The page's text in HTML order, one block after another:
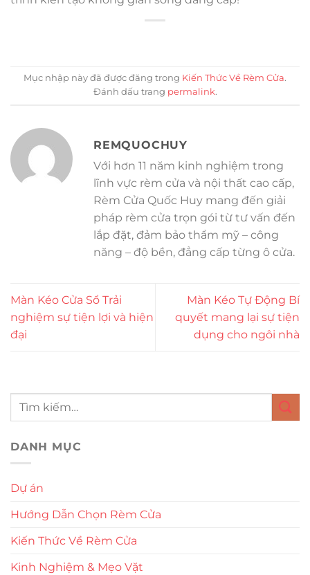
Mục nhập này đã được đăng trong Kiến Thức Về Rèm Cửa.
Đánh dấu trang permalink.
REMQUOCHUY
Với hơn 11 năm kinh nghiệm trong
lĩnh vực rèm cửa và nội thất cao cấp,
Rèm Cửa Quốc Huy mang đến giải
pháp rèm cửa trọn gói từ tư vấn đến
lắp đặt, đảm bảo thẩm mỹ – công
năng – độ bền, đẳng cấp từng ô cửa.
Màn Kéo Cửa Sổ Trải
nghiệm sự tiện lợi và hiện
đại
Màn Kéo Tự Động Bí
quyết mang lại sự tiện
dụng cho ngôi nhà
DANH MỤC
Dự án
Hướng Dẫn Chọn Rèm Cửa
Kiến Thức Về Rèm Cửa
Kinh Nghiệm & Mẹo Vặt